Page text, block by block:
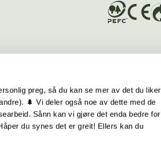
preg, så du kan se mer av det du liker
🌲 Vi deler også noe av dette med de
Sånn kan vi gjøre det enda bedre for
du synes det er greit! Ellers kan du
Hurtiglenker